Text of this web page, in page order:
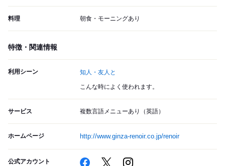
料理 朝食・モーニングあり
特徴・関連情報
利用シーン 知人・友人と
こんな時によく使われます。
サービス 複数言語メニューあり（英語）
ホームページ http://www.ginza-renoir.co.jp/renoir
公式アカウント